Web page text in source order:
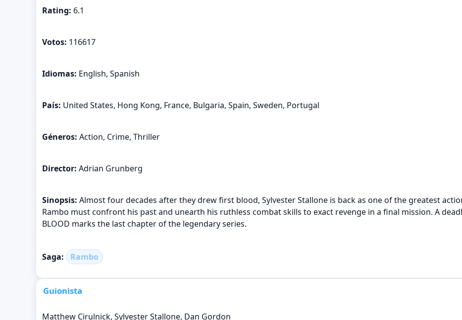
Rating: 6.1
Votos: 116617
Idiomas: English, Spanish
País: United States, Hong Kong, France, Bulgaria, Spain, Sweden, Portugal
Géneros: Action, Crime, Thriller
Director: Adrian Grunberg
Sinopsis: Almost four decades after they drew first blood, Sylvester Stallone is back as one of the greatest
Rambo must confront his past and unearth his ruthless combat skills to exact revenge in a final mission. A
BLOOD marks the last chapter of the legendary series.
Saga: Rambo
Guionista
Matthew Cirulnick, Sylvester Stallone, Dan Gordon